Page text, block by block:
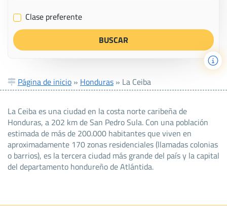
✔ Clase preferente
Página de inicio » Honduras » La Ceiba
La Ceiba es una ciudad en la costa norte caribeña de
Honduras, a 202 km de San Pedro Sula. Con una población
estimada de más de 200.000 habitantes que viven en
aproximadamente 170 zonas residenciales (llamadas colonias
o barrios), es la tercera ciudad más grande del país y la capital
del departamento hondureño de Atlántida.